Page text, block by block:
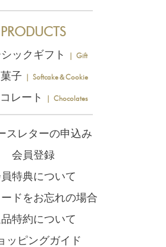
PRODUCTS
ックギフト ｜ Gift
子 ｜ Softcake＆Cookie
レート ｜ Chocolates
スレターの申込み
会員登録
特典について
ドをお忘れの場合
特約について
ッピングガイド